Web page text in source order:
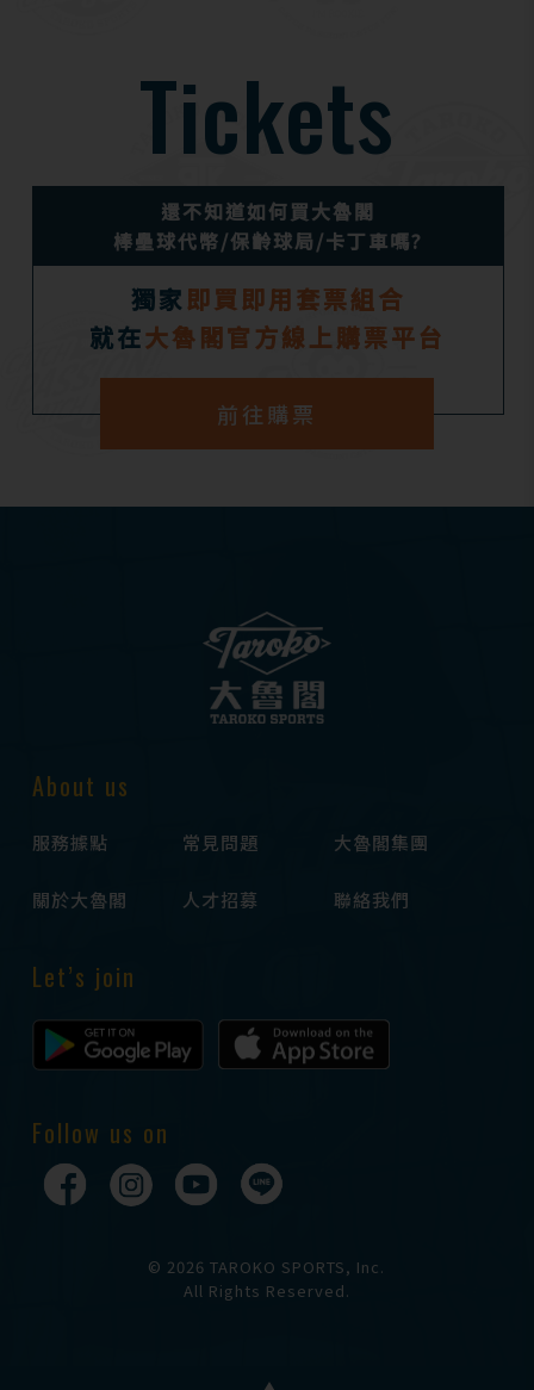
Tickets
還不知道如何買大魯閣
棒壘球代幣/保齡球局/卡丁車嗎?
獨家 即買即用套票組合
就在大魯閣官方線上購票平台
前往購票
About us
服務據點 常見問題 大魯閣集團
關於大魯閣 人才招募 聯絡我們
Let’s join
Follow us on
© 2026 TAROKO SPORTS, Inc.
All Rights Reserved.